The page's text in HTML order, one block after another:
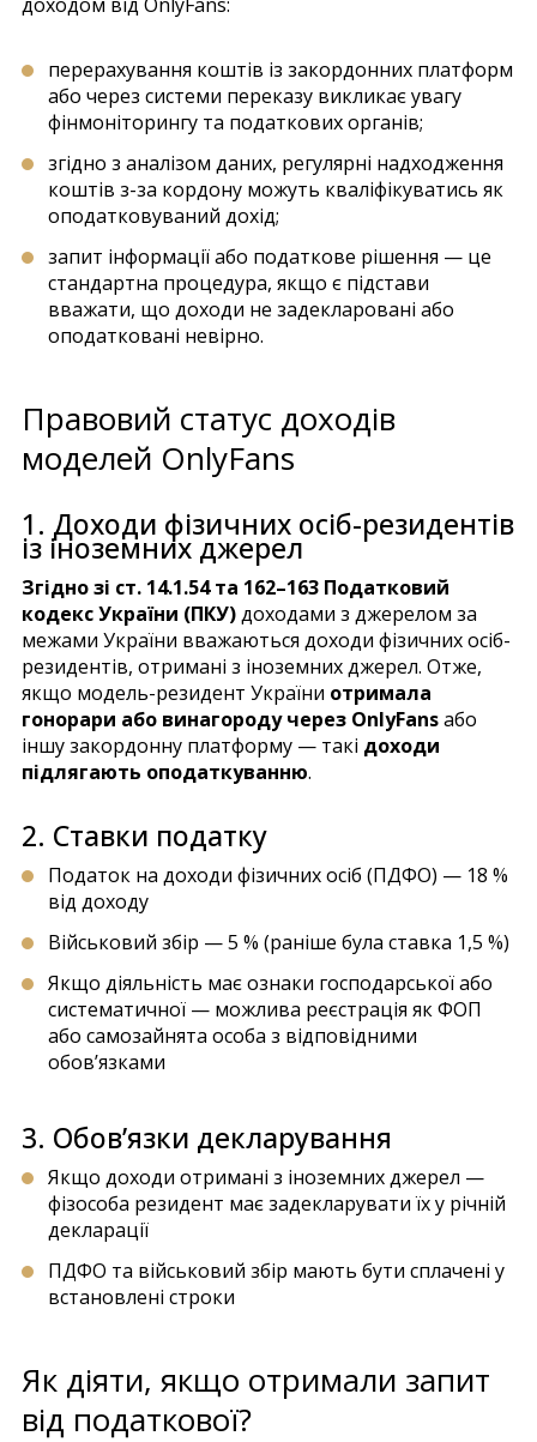
перерахування коштів із закордонних платформ
або через системи переказу викликає увагу
фінмоніторингу та податкових органів;
згідно з аналізом даних, регулярні надходження
коштів з-за кордону можуть кваліфікуватись як
оподатковуваний дохід;
запит інформації або податкове рішення — це
стандартна процедура, якщо є підстави
вважати, що доходи не задекларовані або
оподатковані невірно.
Правовий статус доходів
моделей OnlyFans
1. Доходи фізичних осіб-резидентів
із іноземних джерел
Згідно зі ст. 14.1.54 та 162–163 Податковий
кодекс України (ПКУ)доходами з джерелом за
межами України вважаються доходи фізичних осіб-
резидентів, отримані з іноземних джерел. Отже,
якщо модель-резидент України отримала
гонорари або винагороду через OnlyFansабо
іншу закордонну платформу — такі доходи
підлягають оподаткуванню.
2. Ставки податку
Податок на доходи фізичних осіб (ПДФО) — 18 %
від доходу
Військовий збір — 5 % (раніше була ставка 1,5 %)
Якщо діяльність має ознаки господарської або
систематичної — можлива реєстрація як ФОП
або самозайнята особа з відповідними
обов’язками
3. Обов’язки декларування
Якщо доходи отримані з іноземних джерел —
фізособа резидент має задекларувати їх у річній
декларації
ПДФО та військовий збір мають бути сплачені у
встановлені строки
Як діяти, якщо отримали запит
від податкової?